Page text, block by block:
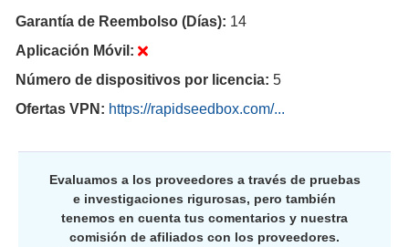
Garantía de Reembolso (Días): 14
Aplicación Móvil:
Número de dispositivos por licencia: 5
Ofertas VPN: https://rapidseedbox.com/...
Evaluamos a los proveedores a través de pruebas
e investigaciones rigurosas, pero también
tenemos en cuenta tus comentarios y nuestra
comisión de afiliados con los proveedores.